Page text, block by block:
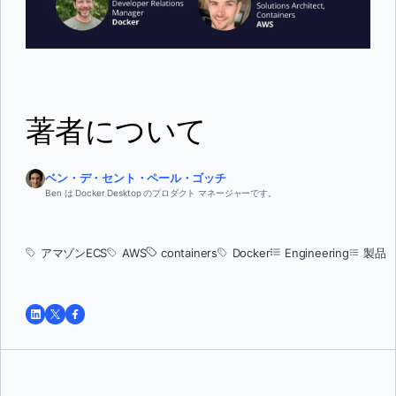
著者について
ベン・デ・セント・ペール・ゴッチ
Ben は Docker Desktop のプロダクト マネージャーです。
アマゾンECS AWS containers Docker Engineering 製品